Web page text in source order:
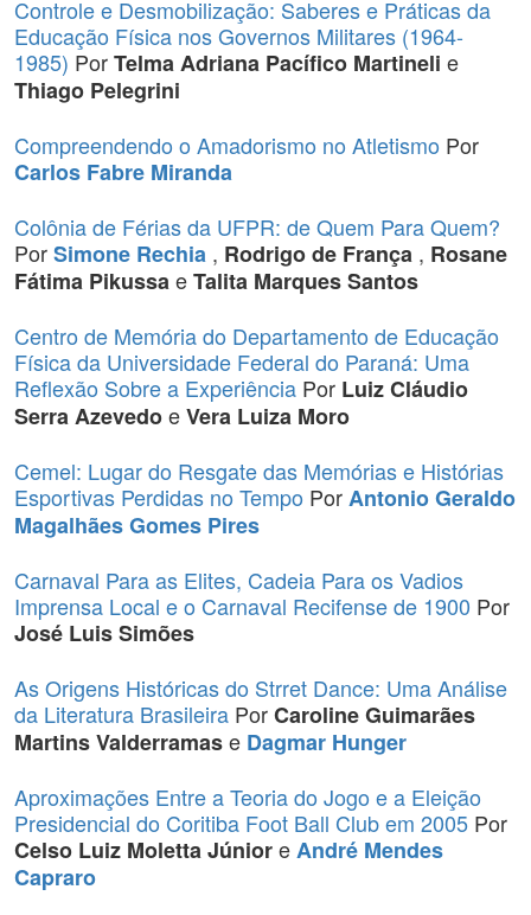
Controle e Desmobilização: Saberes e Práticas da
Educação Física nos Governos Militares (1964-
1985) PorTelma Adriana Pacífico Martineli e
Thiago Pelegrini
Compreendendo o Amadorismo no Atletismo Por
Carlos Fabre Miranda
Colônia de Férias da UFPR: de Quem Para Quem?
PorSimone Rechia , Rodrigo de França , Rosane
Fátima PikussaeTalita Marques Santos
Centro de Memória do Departamento de Educação
Física da Universidade Federal do Paraná: Uma
Reflexão Sobre a Experiência Por Luiz Cláudio
Serra AzevedoeVera Luiza Moro
Cemel: Lugar do Resgate das Memórias e Histórias
Esportivas Perdidas no Tempo PorAntonio Geraldo
Magalhães Gomes Pires
Carnaval Para as Elites, Cadeia Para os Vadios
Imprensa Local e o Carnaval Recifense de 1900 Por
José Luis Simões
As Origens Históricas do Strret Dance: Uma Análise
da Literatura Brasileira PorCaroline Guimarães
Martins Valderramase Dagmar Hunger
Aproximações Entre a Teoria do Jogo e a Eleição
Presidencial do Coritiba Foot Ball Club em 2005 Por
Celso Luiz Moletta JúnioreAndré Mendes
Capraro